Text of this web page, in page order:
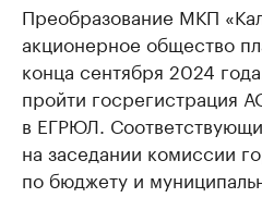
Преобразование МКП
акционерное общество
конца сентября 2024
пройти госрегистрация
в ЕГРЮЛ.
на заседании комиссии
по бюджету и